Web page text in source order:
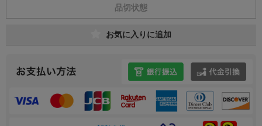
品切状態
お気に入りに追加